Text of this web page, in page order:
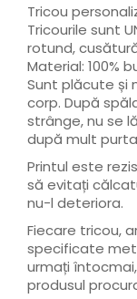
Tricou
Tricourile sunt
rotund,
Material: 100%
Sunt plăcute și
corp. După
strânge, nu se
după mult
Printul este
să evitați
nu-l deteriora.
Fiecare tricou,
specificate
urmați
produsul